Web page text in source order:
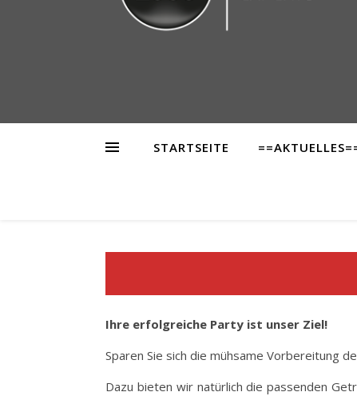
STARTSEITE
Ihre erfolgreiche Party ist unser Ziel!
Sparen Sie sich die mühsame Vorbereitung
Dazu bieten wir natürlich die passenden